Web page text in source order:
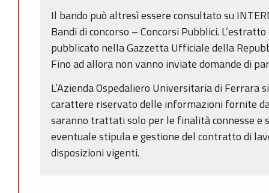
Il bando può altresì essere consultato su
Bandi di concorso – Concorsi Pubblici.
pubblicato nella Gazzetta Ufficiale della
Fino ad allora non vanno inviate domande di
L’Azienda Ospedaliero Universitaria di Ferrara
carattere riservato delle informazioni fornite
saranno trattati solo per le finalità connesse e
eventuale stipula e gestione del contratto di
disposizioni vigenti.